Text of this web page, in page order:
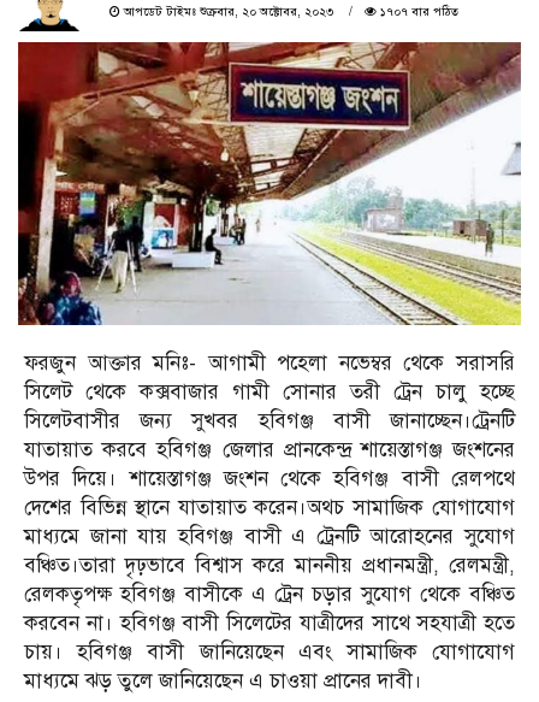
আপডেট টাইমঃ শুক্রবার, ২০ অক্টোবর, ২০২৩
১৭০৭ বার পঠিত
ফরজুন আক্তার মনিঃ- আগামী পহেলা নভেম্বর থেকে সরাসরি
সিলেট থেকে কক্সবাজার গামী সোনার তরী ট্রেন চালু হচ্ছে
সিলেটবাসীর জন্য সুখবর হবিগঞ্জ বাসী জানাচ্ছেন।ট্রেনটি
যাতায়াত করবে হবিগঞ্জ জেলার প্রানকেন্দ্র শায়েস্তাগঞ্জ জংশনের
উপর দিয়ে। শায়েস্তাগঞ্জ জংশন থেকে হবিগঞ্জ বাসী রেলপথে
দেশের বিভিন্ন স্থানে যাতায়াত করেন।অথচ সামাজিক যোগাযোগ
মাধ্যমে জানা যায় হবিগঞ্জ বাসী এ ট্রেনটি আরোহনের সুযোগ
বঞ্চিত।তারা দৃঢ়ভাবে বিশ্বাস করে মাননীয় প্রধানমন্ত্রী, রেলমন্ত্রী,
রেলকতৃপক্ষ হবিগঞ্জ বাসীকে এ ট্রেন চড়ার সুযোগ থেকে বঞ্চিত
করবেন না। হবিগঞ্জ বাসী সিলেটের যাত্রীদের সাথে সহযাত্রী হতে
চায়। হবিগঞ্জ বাসী জানিয়েছেন এবং সামাজিক যোগাযোগ
মাধ্যমে ঝড় তুলে জানিয়েছেন এ চাওয়া প্রানের দাবী।